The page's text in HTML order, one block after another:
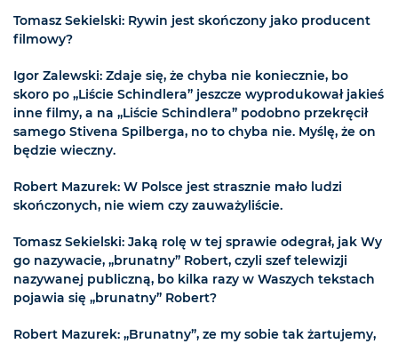
Tomasz Sekielski: Rywin jest skończony jako producent
filmowy?
Igor Zalewski: Zdaje się, że chyba nie koniecznie, bo
skoro po „Liście Schindlera” jeszcze wyprodukował jakieś
inne filmy, a na „Liście Schindlera” podobno przekręcił
samego Stivena Spilberga, no to chyba nie. Myślę, że on
będzie wieczny.
Robert Mazurek: W Polsce jest strasznie mało ludzi
skończonych, nie wiem czy zauważyliście.
Tomasz Sekielski: Jaką rolę w tej sprawie odegrał, jak Wy
go nazywacie, „brunatny” Robert, czyli szef telewizji
nazywanej publiczną, bo kilka razy w Waszych tekstach
pojawia się „brunatny” Robert?
Robert Mazurek: „Brunatny”, ze my sobie tak żartujemy,